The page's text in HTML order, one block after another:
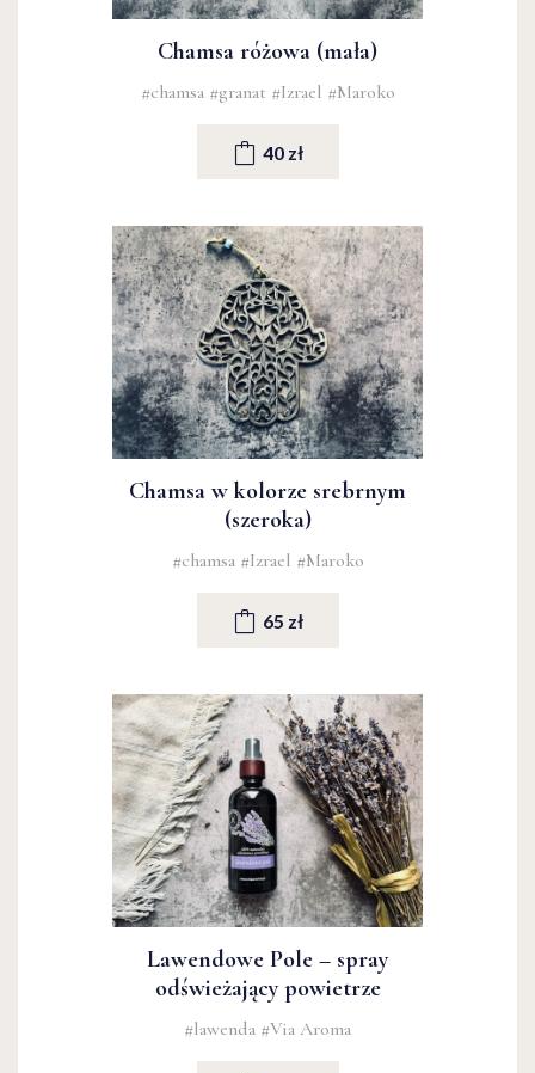
Chamsa różowa (mała)
#chamsa #granat #Izrael #Maroko
40 zł
Chamsa w kolorze srebrnym
(szeroka)
#chamsa #Izrael #Maroko
65 zł
Lawendowe Pole – spray
odświeżający powietrze
#lawenda #Via Aroma